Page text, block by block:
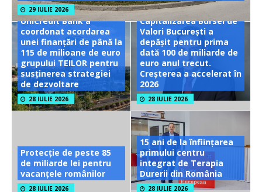
29 IULIE 2026
UniCredit Bank a
coordonat acordarea
unei finanțări de până la
115 de milioane de euro
grupului TEILOR pentru
susținerea strategiei
de dezvoltare
28 IULIE 2026
Capitalizarea Bursei de
Valori București a
depășit pentru prima
dată 100 de miliarde de
euro anul trecut.
Creșterea a accelerat în
2026
28 IULIE 2026
Protecție de peste 85
de miliarde lei pentru
vacanțele românilor
28 IULIE 2026
15 ani de la înființarea
primului centru
integrat de Terapia
Durerii din România
28 IULIE 2026